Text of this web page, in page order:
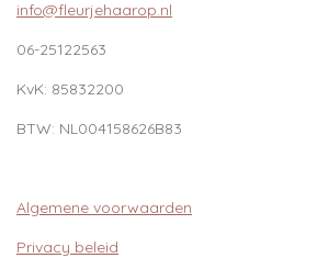
info@fleurjehaarop.nl
06-25122563
KvK: 85832200
BTW: NL004158626B83
Algemene voorwaarden
Privacy beleid